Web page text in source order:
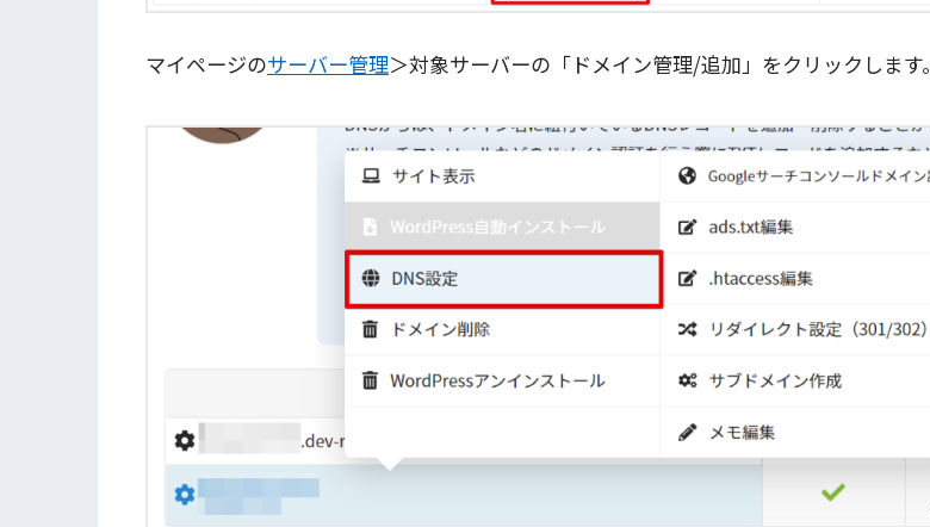
マイページのサーバー管理＞対象サーバーの「ドメイン管理/追加」をクリックします。